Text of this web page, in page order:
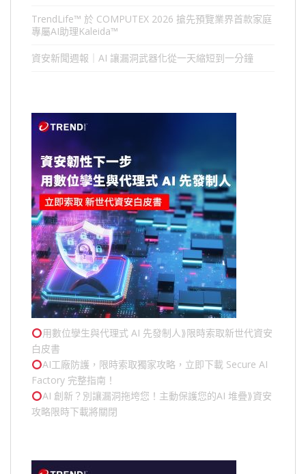
TrendLife™ 於 COMPUTEX 2026 搶先預覽業界首款家庭
專屬AI助理Kaleida™
資安新聞週報｜AI 讓漏洞武器化從一天縮短到一分鐘
用數位孿生與代理式 AI 先發制人⟫限時索取新世代資安
白皮書
AI工廠防護，限時索取獨家攻略，立即下載 Secure AI
Factory 完整指南！
AI 創新？別讓漏洞拖垮您！主動保護您的AI 堆疊⟫資安
攻略限時下載將關閉